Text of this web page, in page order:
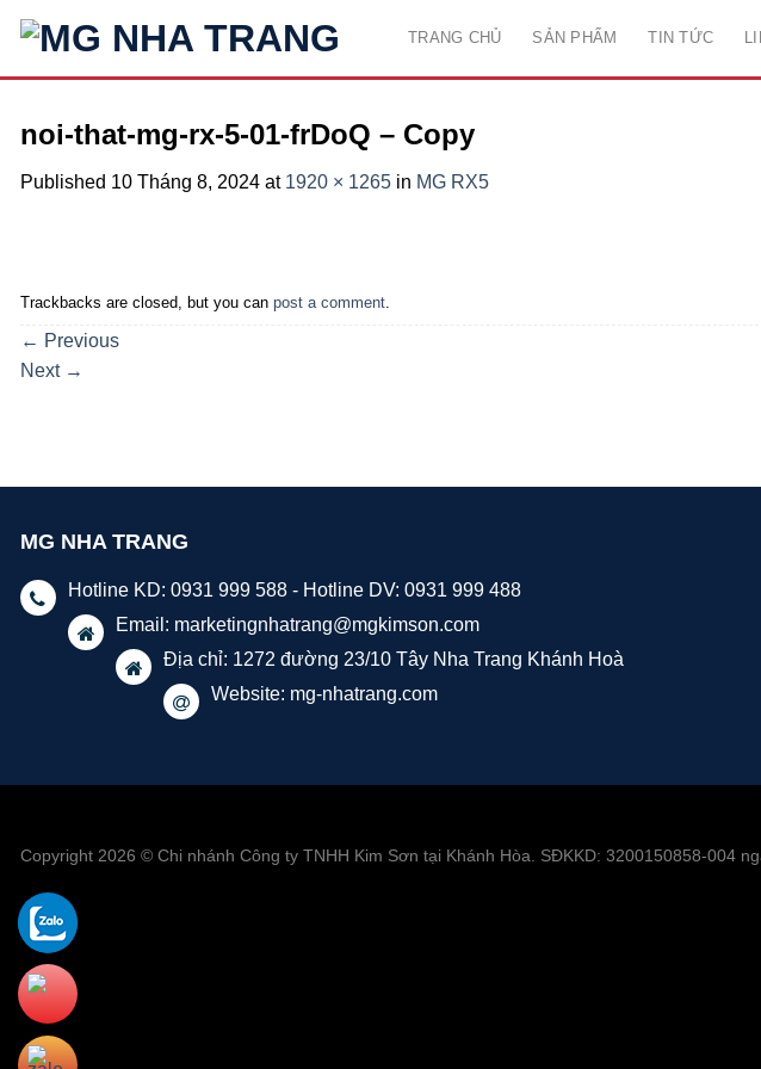
content
TRANG CHỦ SẢN PHẨM TIN TỨC
noi-that-mg-rx-5-01-frDoQ – Copy
Published 10 Tháng 8, 2024 at 1920 × 1265 in MG RX5
Trackbacks are closed, but you can post a comment.
← Previous
Next →
MG NHA TRANG
Hotline KD: 0931 999 588 - Hotline DV: 0931 999 488
Email: marketingnhatrang@mgkimson.com
Địa chỉ: 1272 đường 23/10 Tây Nha Trang Khánh Hoà
Website: mg-nhatrang.com
Copyright 2026 © Chi nhánh Công ty TNHH Kim Sơn tại Khánh Hòa. SĐKKD: 3200150858-004